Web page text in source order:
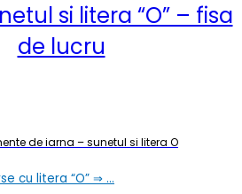
si litera “O” – fisa
de lucru
de iarna – sunetul si litera O
cu litera “O” ⇒ …